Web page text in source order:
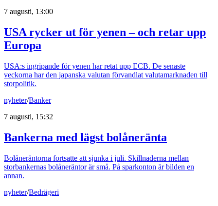
7 augusti, 13:00
USA rycker ut för yenen – och retar upp
Europa
USA:s ingripande för yenen har retat upp ECB. De senaste
veckorna har den japanska valutan förvandlat valutamarknaden till
storpolitik.
nyheter/Banker
7 augusti, 15:32
Bankerna med lägst bolåneränta
Bolåneräntorna fortsatte att sjunka i juli. Skillnaderna mellan
storbankernas bolåneräntor är små. På sparkonton är bilden en
annan.
nyheter/Bedrägeri